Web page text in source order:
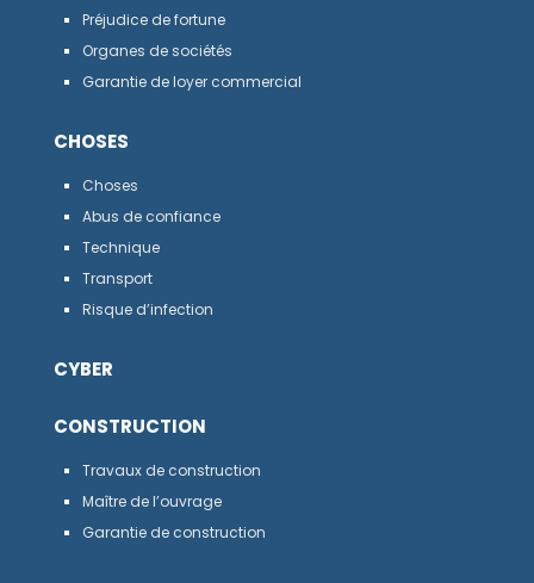
Préjudice de fortune
Organes de sociétés
Garantie de loyer commercial
CHOSES
Choses
Abus de confiance
Technique
Transport
Risque d’infection
CYBER
CONSTRUCTION
Travaux de construction
Maître de l’ouvrage
Garantie de construction